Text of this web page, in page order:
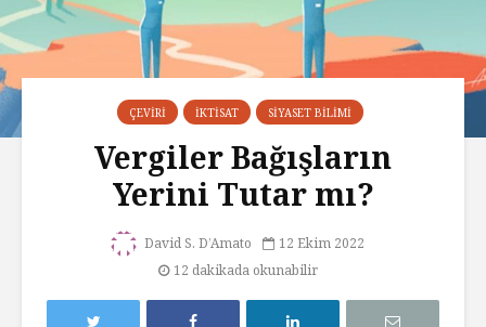
ÇEVIRI İKTISAT SIYASET BILIMI
Vergiler Bağışların
Yerini Tutar mı?
David S. D’Amato
12 Ekim 2022
12 dakikada okunabilir